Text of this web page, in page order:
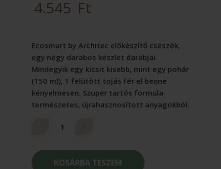
4.545 Ft
Ecosmart by Architec előkészítő csészék,
egy négy darabos készlet darabjai.
Mindegyik egy kicsit kisebb, mint egy pohár
(150 ml), 1 felütött tojás fér el benne
kényelmesen. Szuper tartós formula
természetes, újrahasznosított anyagokból.
KOSÁRBA TESZEM